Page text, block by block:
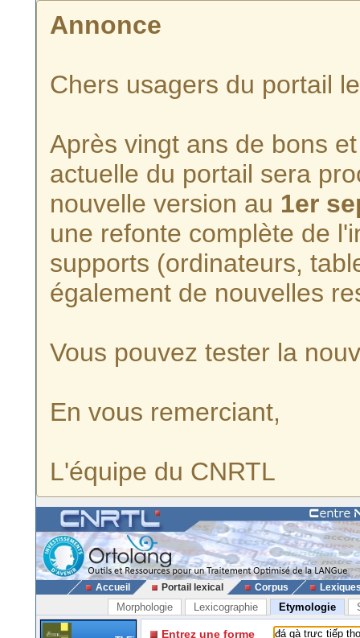
Annonce
Chers usagers du portail
Après vingt ans de bons
actuelle du portail sera
nouvelle version au 1er
une refonte complète de
supports (ordinateurs,
également de nouvelles
Vous pouvez tester la
En vous remerciant,
L'équipe du CNRTL
Accueil Portail lexical Corpus
Morphologie Lexicographie Etymologie
Entrez une forme